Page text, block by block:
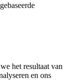
het resultaat van
en ons